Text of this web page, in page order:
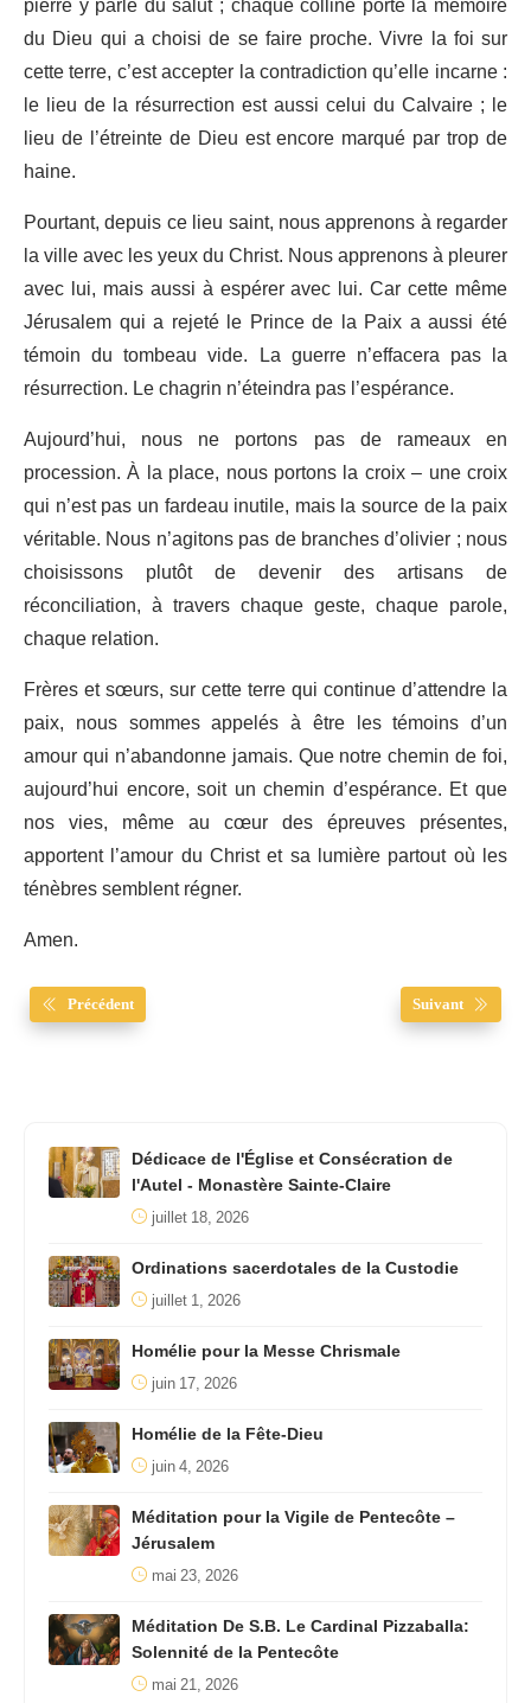
du Dieu qui a choisi de se faire proche. Vivre la foi sur
cette terre, c’est accepter la contradiction qu’elle incarne :
le lieu de la résurrection est aussi celui du Calvaire ; le
lieu de l’étreinte de Dieu est encore marqué par trop de
haine.
Pourtant, depuis ce lieu saint, nous apprenons à regarder
la ville avec les yeux du Christ. Nous apprenons à pleurer
avec lui, mais aussi à espérer avec lui. Car cette même
Jérusalem qui a rejeté le Prince de la Paix a aussi été
témoin du tombeau vide. La guerre n’effacera pas la
résurrection. Le chagrin n’éteindra pas l’espérance.
Aujourd’hui, nous ne portons pas de rameaux en
procession. À la place, nous portons la croix – une croix
qui n’est pas un fardeau inutile, mais la source de la paix
véritable. Nous n’agitons pas de branches d’olivier ; nous
choisissons plutôt de devenir des artisans de
réconciliation, à travers chaque geste, chaque parole,
chaque relation.
Frères et sœurs, sur cette terre qui continue d’attendre la
paix, nous sommes appelés à être les témoins d’un
amour qui n’abandonne jamais. Que notre chemin de foi,
aujourd’hui encore, soit un chemin d’espérance. Et que
nos vies, même au cœur des épreuves présentes,
apportent l’amour du Christ et sa lumière partout où les
ténèbres semblent régner.
Amen.
Précédent Suivant
Dédicace de l'Église et Consécration de
l'Autel - Monastère Sainte-Claire
juillet 18, 2026
Ordinations sacerdotales de la Custodie
juillet 1, 2026
Homélie pour la Messe Chrismale
juin 17, 2026
Homélie de la Fête-Dieu
juin 4, 2026
Méditation pour la Vigile de Pentecôte –
Jérusalem
mai 23, 2026
Méditation De S.B. Le Cardinal Pizzaballa:
Solennité de la Pentecôte
mai 21, 2026